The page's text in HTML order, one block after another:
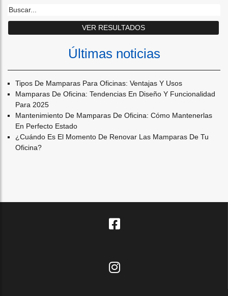
Últimas noticias
Tipos De Mamparas Para Oficinas: Ventajas Y Usos
Mamparas De Oficina: Tendencias En Diseño Y Funcionalidad
Para 2025
Mantenimiento De Mamparas De Oficina: Cómo Mantenerlas
En Perfecto Estado
¿cuándo Es El Momento De Renovar Las Mamparas De Tu
Oficina?